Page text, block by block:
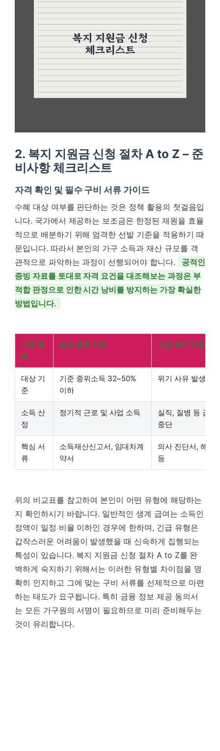
2. 복지 지원금 신청 절차 A to Z – 준
비사항 체크리스트
자격 확인 및 필수 구비 서류 가이드
수혜 대상 여부를 판단하는 것은 정책 활용의 첫걸음입
니다. 국가에서 제공하는 보조금은 한정된 재원을 효율
적으로 배분하기 위해 엄격한 선발 기준을 적용하기 때
문입니다. 따라서 본인의 가구 소득과 재산 규모를 객
관적으로 파악하는 과정이 선행되어야 합니다.
공적인
증빙 자료를 토대로 자격 요건을 대조해보는 과정은 부
적합 판정으로 인한 시간 낭비를 방지하는 가장 확실한
방법입니다.
구분 항
목
일반 생계 지원 긴급 복지 지원
대상 기
준
기준 중위소득 32~50%
이하
위기 사유 발생 가
소득 산
정
정기적 근로 및 사업 소득
실직, 질병 등 급격
중단
핵심 서
류
소득재산신고서, 임대차계
약서
의사 진단서, 해고
등
위의 비교표를 참고하여 본인이 어떤 유형에 해당하는
지 확인하시기 바랍니다. 일반적인 생계 급여는 소득인
정액이 일정 비율 이하인 경우에 한하며, 긴급 유형은
갑작스러운 어려움이 발생했을 때 신속하게 집행되는
특성이 있습니다. 복지 지원금 신청 절차 A to Z를 완
벽하게 숙지하기 위해서는 이러한 유형별 차이점을 명
확히 인지하고 그에 맞는 구비 서류를 선제적으로 마련
하는 태도가 요구됩니다. 특히 금융 정보 제공 동의서
는 모든 가구원의 서명이 필요하므로 미리 준비해두는
것이 유리합니다.